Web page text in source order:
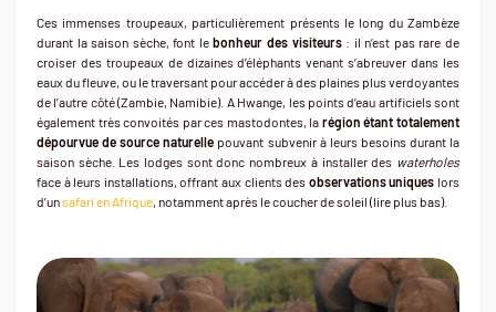
Ces immenses troupeaux, particulièrement présents le long du Zambèze
durant la saison sèche, font lebonheur des visiteurs: il n’est pas rare de
croiser des troupeaux de dizaines d’éléphants venant s’abreuver dans les
eaux du fleuve, ou le traversant pour accéder à des plaines plus verdoyantes
de l’autre côté (Zambie, Namibie). A Hwange, les points d’eau artificiels sont
également très convoités par ces mastodontes, la région étant totalement
dépourvue de source naturelle pouvant subvenir à leurs besoins durant la
saison sèche. Les lodges sont donc nombreux à installer des waterholes
face à leurs installations, offrant aux clients des observations uniques lors
d’unsafari en Afrique, notamment après le coucher de soleil (lire plus bas).